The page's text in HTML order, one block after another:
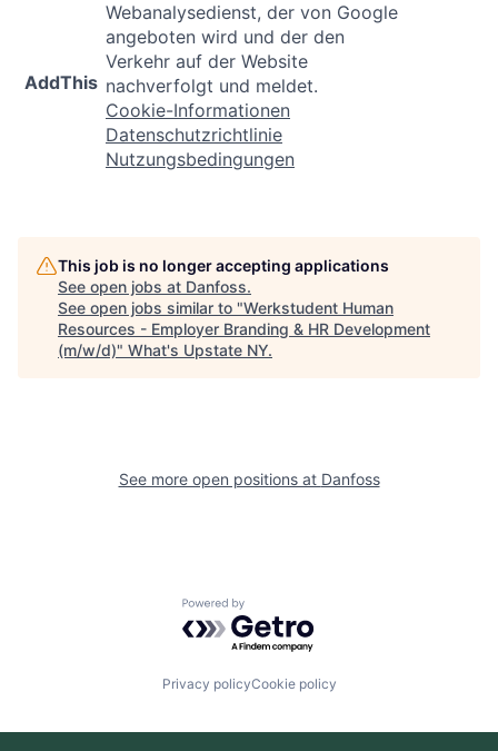
AddThis
Webanalysedienst, der von Google
angeboten wird und der den
Verkehr auf der Website
nachverfolgt und meldet.
Cookie-Informationen
Datenschutzrichtlinie
Nutzungsbedingungen
This job is no longer accepting applications
See open jobs at Danfoss.
See open jobs similar to "Werkstudent Human
Resources - Employer Branding & HR Development
(m/w/d)" What's Upstate NY.
See more open positions at Danfoss
Powered by Getro.com
Privacy policyCookie policy